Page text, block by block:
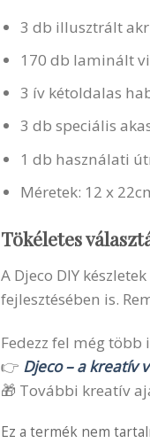
3 db illusztrált
170 db laminált
3 ív kétoldalas
3 db speciális
1 db használati
Méretek: 12 x
Tökéletes
A Djeco DIY
fejlesztésében is.
Fedezz fel még
👉 Djeco – a kreatív
🎁 További kreatív
Ez a termék nem